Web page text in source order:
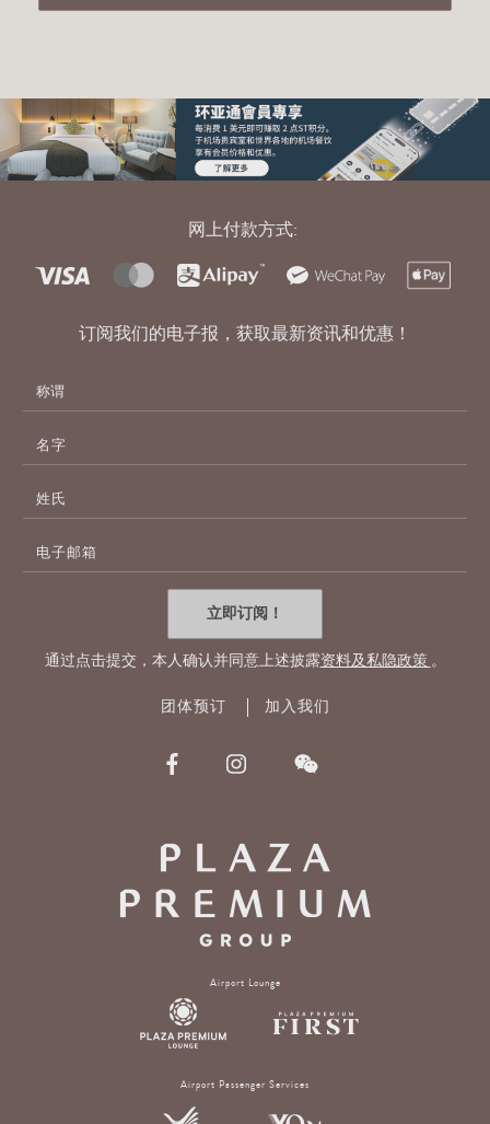
网上付款方式:
订阅我们的电子报，获取最新资讯和优惠！
邮
件
地
址
立即订阅！
通过点击提交，本人确认并同意上述披露资料及私隐政策 。
团体预订 加入我们
Airport Lounge
Airport Passenger Services